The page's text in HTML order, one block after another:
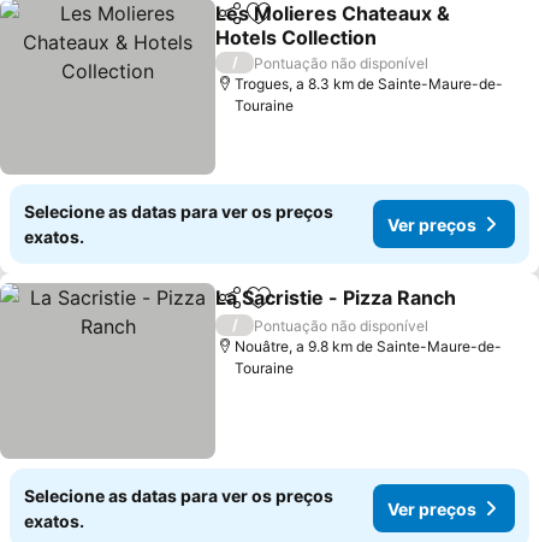
PartilharAdicionar aos favoritos
Les Molieres Chateaux &
Hotels Collection
Ver preços
/
Pontuação não disponível
Trogues, a 8.3 km de Sainte-Maure-de-
Touraine
Selecione as datas para ver os preços
exatos.
Ver preços
PartilharAdicionar aos favoritos
La Sacristie - Pizza Ranch
/
Pontuação não disponível
Nouâtre, a 9.8 km de Sainte-Maure-de-
Touraine
Selecione as datas para ver os preços
exatos.
Ver preços